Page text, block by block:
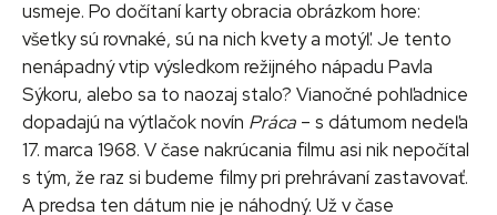
usmeje. Po dočítaní karty obracia obrázkom hore:
všetky sú rovnaké, sú na nich kvety a motýľ. Je tento
nenápadný vtip výsledkom režijného nápadu Pavla
Sýkoru, alebo sa to naozaj stalo? Vianočné pohľadnice
dopadajú na výtlačok novín Práca – s dátumom nedeľa
17. marca 1968. V čase nakrúcania filmu asi nik nepočítal
s tým, že raz si budeme filmy pri prehrávaní zastavovať.
A predsa ten dátum nie je náhodný. Už v čase